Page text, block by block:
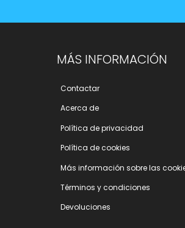
MÁS INFORMACIÓN
Contactar
Acerca de
Polí­tica de privacidad
Polí­tica de cookies
Más información sobre las
Términos y condiciones
Devoluciones